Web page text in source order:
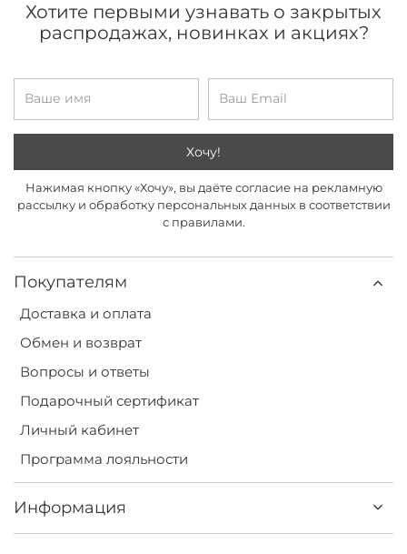
Покупателям
Доставка и оплата
Обмен и возврат
Вопросы и ответы
Подарочный сертификат
Личный кабинет
Программа лояльности
Информация
Хотите первыми узнавать о закрытых
распродажах, новинках и акциях?
Хочу!
Нажимая кнопку «Хочу», вы даёте согласие на рекламную
рассылку и обработку персональных данных в соответствии
с правилами.